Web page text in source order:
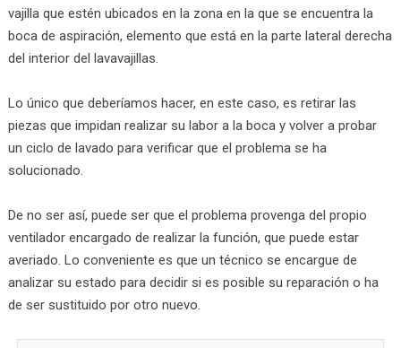
vajilla que estén ubicados en la zona en la que se encuentra la
boca de aspiración, elemento que está en la parte lateral derecha
del interior del lavavajillas.
Lo único que deberíamos hacer, en este caso, es retirar las
piezas que impidan realizar su labor a la boca y volver a probar
un ciclo de lavado para verificar que el problema se ha
solucionado.
De no ser así, puede ser que el problema provenga del propio
ventilador encargado de realizar la función, que puede estar
averiado. Lo conveniente es que un técnico se encargue de
analizar su estado para decidir si es posible su reparación o ha
de ser sustituido por otro nuevo.